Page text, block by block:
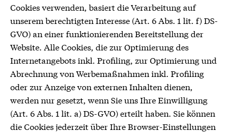
Cookies verwenden, basiert die Verarbeitung auf
unserem berechtigten Interesse (Art. 6 Abs. 1 lit. f) DS-
GVO) an einer funktionierenden Bereitstellung der
Website. Alle Cookies, die zur Optimierung des
Internetangebots inkl. Profiling, zur Optimierung und
Abrechnung von Werbemaßnahmen inkl. Profiling
oder zur Anzeige von externen Inhalten dienen,
werden nur gesetzt, wenn Sie uns Ihre Einwilligung
(Art. 6 Abs. 1 lit. a) DS-GVO) erteilt haben. Sie können
die Cookies jederzeit über Ihre Browser-Einstellungen